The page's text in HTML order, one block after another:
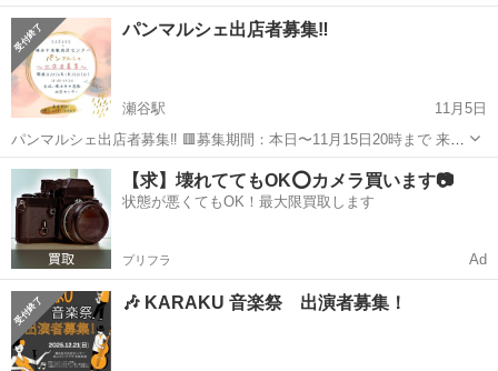
(水)23:59 2026年2月7日(土)・8日(日) 2日間のマルシェ出店募集♪ 瀬谷
駅前❗️屋内❗️入場無料❗️ 天候の心配がなく...
神奈川 横浜市 その他 マルシェ
パンマルシェ出店者募集‼️
瀬谷駅
11月5日
パンマルシェ出店者募集‼️ 🟥募集期間：本日〜11月15日20時まで 来年
もパンマルシェを開催することになりました🥐 今年の1/26に初開催
し、お越しいただいたお客様よりぜひ来年も！とのお声をいただいた
ようです。 ...
神奈川 横浜市 瀬谷駅 その他 マルシェ
【求】壊れててもOK⭕️カメラ買います📷
状態が悪くてもOK！最大限買取します
プリフラ Ad
🎶 KARAKU 音楽祭 出演者募集！